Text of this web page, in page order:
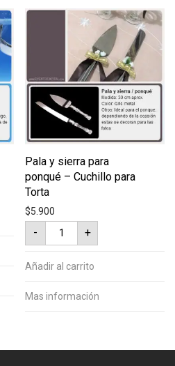
Pala y sierra para
ponqué – Cuchillo para
Torta
$5.900
-
Pala
sierra
ponqué
-
para
Torta
+
Añadir al carrito
Mas información